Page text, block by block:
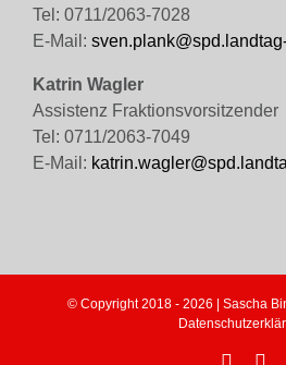
Tel: 0711/2063-7028
E-Mail:
Katrin Wagler
Assistenz Fraktionsvorsitzender
Tel: 0711/2063-7049
E-Mail:
© Copyright 2018 - 2026 | Sascha